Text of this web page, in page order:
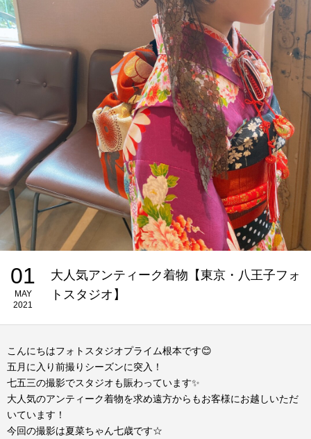
01
MAY
2021
大人気アンティーク着物【東京・八王子フォ
トスタジオ】
こんにちはフォトスタジオプライム根本です😊
五月に入り前撮りシーズンに突入！
七五三の撮影でスタジオも賑わっています✨
大人気のアンティーク着物を求め遠方からもお客様にお越しいただ
いています！
今回の撮影は夏菜ちゃん七歳です☆